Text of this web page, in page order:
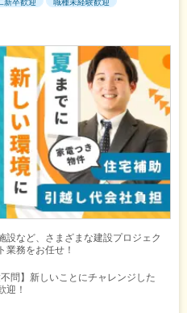
設など、さまざまな建設プロジェク
業務をお任せ！
問】新しいことにチャレンジした
迎！